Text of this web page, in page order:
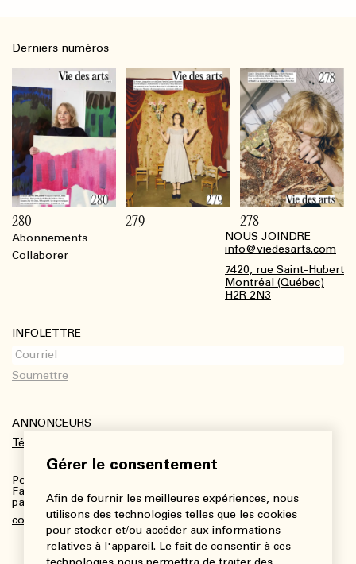
Gérer le consentement
Afin de fournir les meilleures expériences, nous
utilisons des technologies telles que les cookies
pour stocker et/ou accéder aux informations
relatives à l'appareil. Le fait de consentir à ces
Abonnements
Collaborer
NOUS JOINDRE
info@viedesarts.com
7420, rue Saint-Hubert
Montréal (Québec)
H2R 2N3
INFOLETTRE
ANNONCEURS
Télécharger le kit média
Pour plus de renseignements :
Fanny Charbonneau, Responsable des communications,
partenariats et publicités
communications@viedesarts.com
Derniers numéros
280 279 278